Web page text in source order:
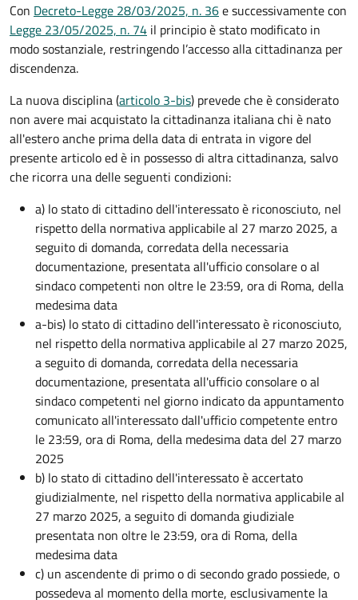
Con Decreto-Legge 28/03/2025, n. 36e successivamente con
Legge 23/05/2025, n. 74 il principio è stato modificato in
modo sostanziale, restringendo l’accesso alla cittadinanza per
discendenza.
La nuova disciplina (articolo 3-bis) prevede cheèconsiderato
non avere mai acquistato la cittadinanza italiana chi è nato
all'estero anche prima della data di entrata in vigore del
presente articolo ed è in possesso di altra cittadinanza, salvo
che ricorra una delle seguenti condizioni:
a) lo stato di cittadino dell'interessato è riconosciuto, nel
rispetto della normativa applicabile al 27 marzo 2025, a
seguito di domanda, corredata della necessaria
documentazione, presentata all'ufficio consolare o al
sindaco competenti non oltre le 23:59, ora di Roma, della
medesima data
a-bis) lo stato di cittadino dell'interessato è riconosciuto,
nel rispetto della normativa applicabile al 27 marzo 2025,
a seguito di domanda, corredata della necessaria
documentazione, presentata all'ufficio consolare o al
sindaco competenti nel giorno indicato da appuntamento
comunicato all'interessato dall'ufficio competente entro
le 23:59, ora di Roma, della medesima data del 27 marzo
2025
b) lo stato di cittadino dell'interessato è accertato
giudizialmente, nel rispetto della normativa applicabile al
27 marzo 2025, a seguito di domanda giudiziale
presentata non oltre le 23:59, ora di Roma, della
medesima data
c) un ascendente di primo o di secondo grado possiede, o
possedeva al momento della morte, esclusivamente la